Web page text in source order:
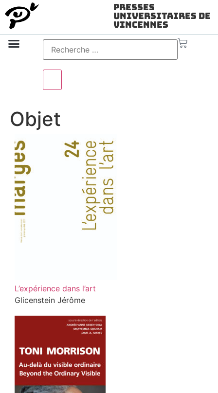
Presses
Universitaires de
Vincennes
Objet
L’expérience dans l’art
Glicenstein Jérôme